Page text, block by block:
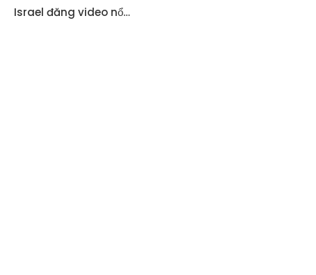
Israel đăng video nổ…